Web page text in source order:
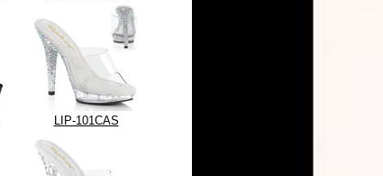
LIP-101CAS